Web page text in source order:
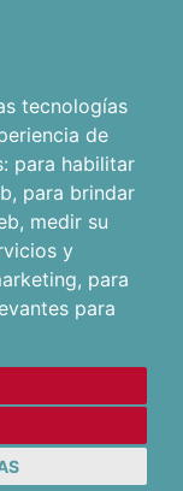
tecnologías
de
para habilitar
, para brindar
, medir su
y
, para
para